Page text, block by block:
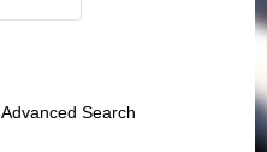
Advanced Search